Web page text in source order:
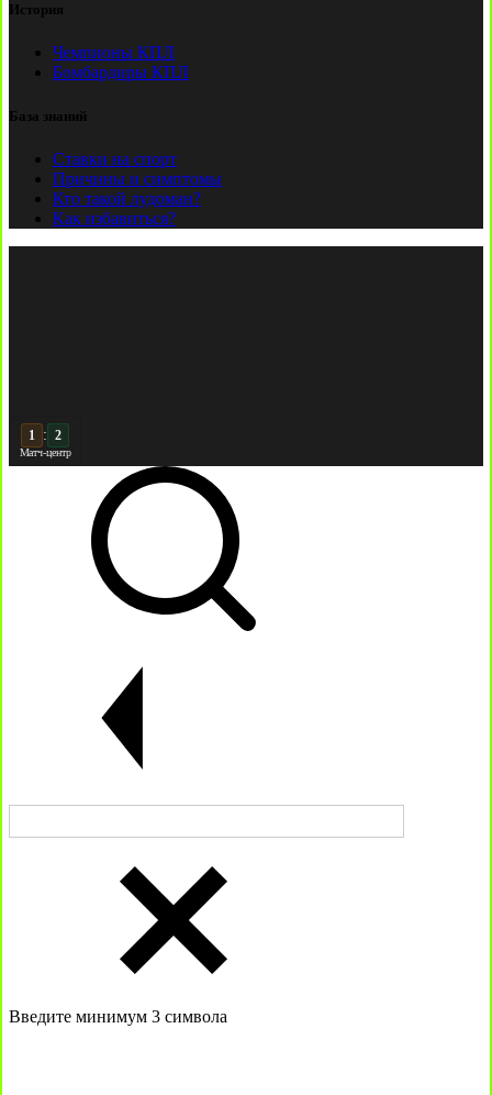
История
Чемпионы КПЛ
Бомбардиры КПЛ
База знаний
Ставки на спорт
Причины и симптомы
Кто такой лудоман?
Как избавиться?
2 : 2
Матч-центр
Введите минимум 3 символа